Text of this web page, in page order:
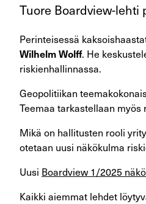
Tuore Boardview-
Perinteisessä
Wilhelm Wolff. He
riskienhallinnassa.
Geopolitiikan
Teemaa tarkastellaan
Mikä on hallitusten rooli
otetaan uusi näkökulma
Uusi Boardview 1/2025
Kaikki aiemmat lehdet